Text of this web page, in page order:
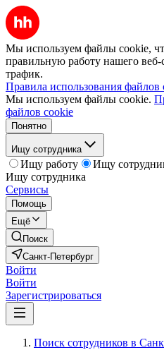
Мы используем файлы cookie,
правильную работу нашего веб-
трафик.
Правила использования файлов
Мы используем файлы cookie.
файлов cookie
Понятно
Ищу сотрудника
Ищу работу
Ищу
Ищу сотрудника
Сервисы
Помощь
Ещё
Поиск
Санкт-Петербург
Войти
Войти
Зарегистрироваться
Поиск сотрудников в